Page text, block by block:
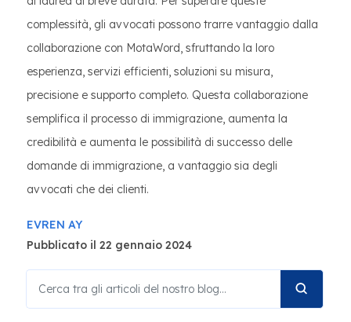
complessità, gli avvocati possono trarre vantaggio dalla
collaborazione con MotaWord, sfruttando la loro
esperienza, servizi efficienti, soluzioni su misura,
precisione e supporto completo. Questa collaborazione
semplifica il processo di immigrazione, aumenta la
credibilità e aumenta le possibilità di successo delle
domande di immigrazione, a vantaggio sia degli
avvocati che dei clienti.
EVREN AY
Pubblicato il 22 gennaio 2024